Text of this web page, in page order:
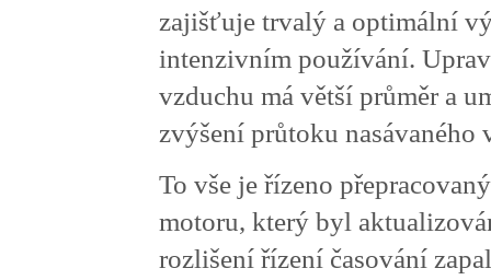
zajišťuje trvalý a optimální
intenzivním používání.
vzduchu má větší průměr a
zvýšení průtoku nasávaného
To vše je řízeno
motoru, který byl
rozlišení řízení časování